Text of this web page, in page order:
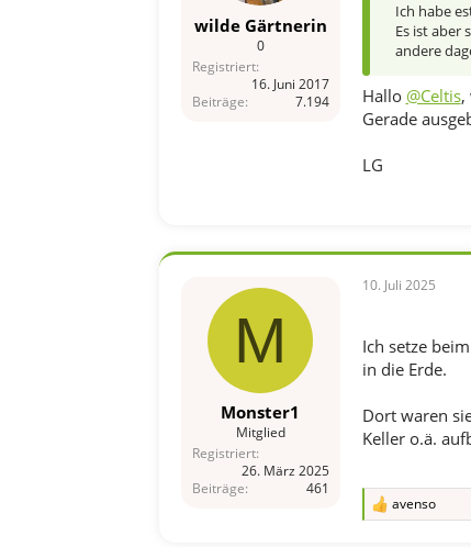
wilde Gärtnerin
0
Registriert
16. Juni 2017
Beiträge
7.194
Ich habe
Es ist aber
andere
Hallo @Celtis,
Gerade
LG
M
Monster1
Mitglied
Registriert
26. März 2025
Beiträge
461
10. Juli 2025
Ich setze
in die Erde.
Dort waren
Keller o.ä.
R
avenso